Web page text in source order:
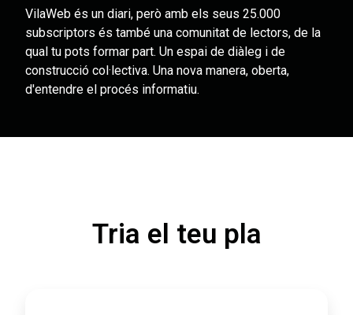
VilaWeb és un diari, però amb els seus 25.000
subscriptors és també una comunitat de lectors, de la
qual tu pots formar part. Un espai de diàleg i de
construcció col·lectiva. Una nova manera, oberta,
d'entendre el procés informatiu.
Tria el teu pla